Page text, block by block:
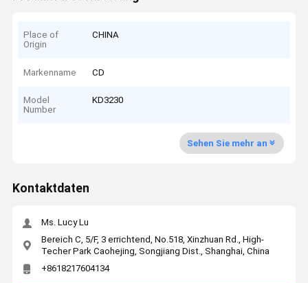
Place of
Origin
CHINA
Markenname CD
Model
Number
KD3230
Sehen Sie mehr an
Kontaktdaten
Ms. Lucy Lu
Bereich C, 5/F, 3 errichtend, No.518, Xinzhuan Rd., High-
Techer Park Caohejing, Songjiang Dist., Shanghai, China
+8618217604134